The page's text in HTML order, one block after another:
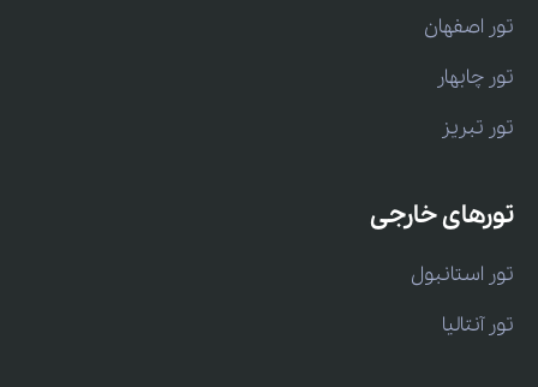
تور اصفهان
تور چابهار
تور تبریز
تورهای خارجی
تور استانبول
تور آنتالیا